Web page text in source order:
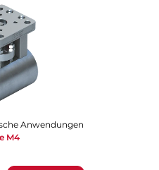
Anwendungen
M4